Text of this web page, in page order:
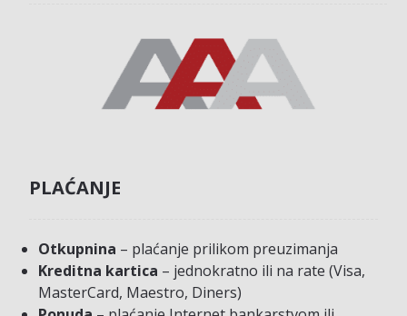
PLAĆANJE
Otkupnina – plaćanje prilikom preuzimanja
Kreditna kartica – jednokratno ili na rate (Visa,
MasterCard, Maestro, Diners)